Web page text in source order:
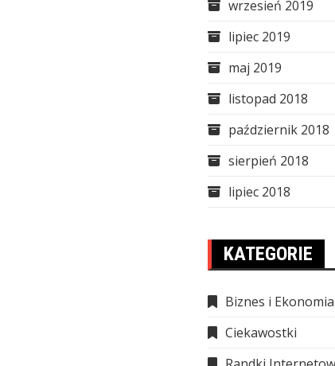
wrzesień 2019
lipiec 2019
maj 2019
listopad 2018
październik 2018
sierpień 2018
lipiec 2018
KATEGORIE
Biznes i Ekonomia
Ciekawostki